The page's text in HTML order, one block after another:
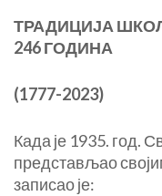
ТРАДИЦИЈА
246ГОДИНА
(1777-2023)
Када је 1935. год.
представљао
записао је: